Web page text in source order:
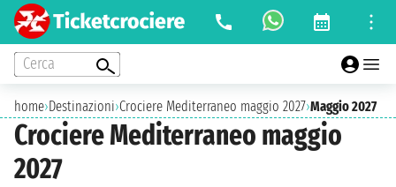
Cerca
home›Destinazioni›Crociere Mediterraneo maggio 2027›Maggio 2027
Crociere Mediterraneo maggio
2027